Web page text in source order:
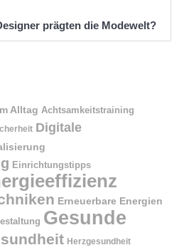
prägten die Modewelt?
Alltag Achtsamkeitstraining
Digitale
Einrichtungstipps
Erneuerbare Energien
Gesunde
Herzgesundheit